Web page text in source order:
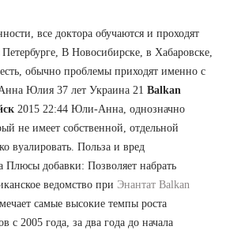
все доктора обучаются и проходят
В Новосибирске, в Хабаровске,
обычно проблемы приходят именно с
Юлия 37 лет Украина 21 Balkan
2015 22:44 Юли-Анна, однозначно
не имеет собственной, отдельной
вуалировать. Польза и вред
Плюсы добавки: Позволяет набрать
ведомство при Энантат Balkan
самые высокие темпы роста
с 2005 года, за два года до начала